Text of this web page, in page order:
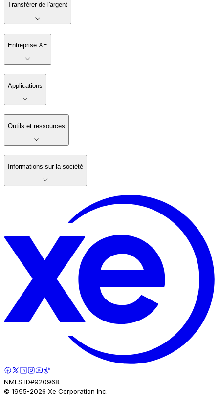
Transférer de l'argent
Entreprise XE
Applications
Outils et ressources
Informations sur la société
NMLS ID#920968.
© 1995-2026 Xe Corporation Inc.